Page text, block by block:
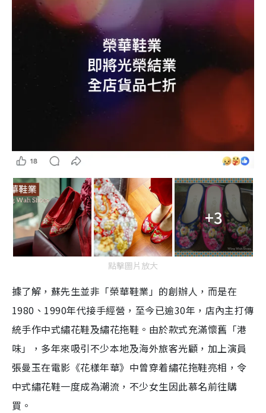
+3
點擊圖片放大
據了解，蘇先生並非「榮華鞋業」的創辦人，而是在
1980、1990年代接手經營，至今已逾30年，店內主打傳
統手作中式繡花鞋及繡花拖鞋。由於款式充滿懷舊「港
味」，多年來吸引不少本地及海外旅客光顧，加上演員
張曼玉在電影《花樣年華》中曾穿着繡花拖鞋亮相，令
中式繡花鞋一度成為潮流，不少女生因此慕名前往購
買。